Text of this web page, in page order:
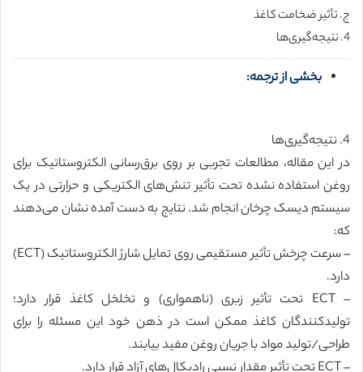
ج. تأثیر ضخامت کاغذ
4. نتیجه‌گیری‌ها
بخشی از ترجمه:
4. نتیجه‌گیری‌ها
در این مقاله، مطالعات تجربی بر روی برق‌رسانی الکتروستاتیک برای
روغن استفاده نشده تحت تأثیر تنش‌های الکتریکی و حرارتی در یک
سیستم دیسک چرخان انجام شد. نتایج به دست آمده نشان می‌دهند
که:
– سرعت چرخش تأثیر مستقیمی روی تمایل شارژ الکتروستاتیک (ECT)
دارد.
– ECT تحت تأثیر زبری (ناهمواری) و تخلخل کاغذ قرار دارد؛
تولیدکنندگان کاغذ ممکن است در ذهن خود این مسئله را برای
طراحی/تولید مواد با جریان روغن مفید بیابند.